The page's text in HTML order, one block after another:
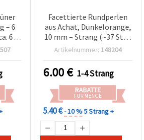
– 6
63
Facettierte Rundperlen
aus Achat, Dunkelorange,
10 mm – Strang (~37 Stk.)
für Schmuckherstellung,
DIY-Basteln
Artikelnummer: 148204
6.00€ 1-4 Strang
RABATTE
FÜR MENGE
5.40 €- 10 %5 Strang +